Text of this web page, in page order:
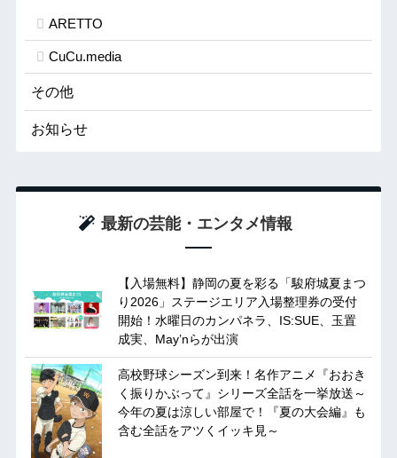
ARETTO
CuCu.media
その他
お知らせ
最新の芸能・エンタメ情報
【入場無料】静岡の夏を彩る「駿府城夏まつ
り2026」ステージエリア入場整理券の受付
開始！水曜日のカンパネラ、IS:SUE、玉置
成実、May’nらが出演
高校野球シーズン到来！名作アニメ『おおき
く振りかぶって』シリーズ全話を一挙放送～
今年の夏は涼しい部屋で！『夏の大会編』も
含む全話をアツくイッキ見～